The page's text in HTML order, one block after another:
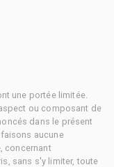
une portée limitée.
ou composant de
dans le présent
aucune
concernant
sans s'y limiter, toute